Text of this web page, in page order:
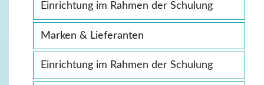
Einrichtung im Rahmen der Schulung
Marken & Lieferanten
Einrichtung im Rahmen der Schulung